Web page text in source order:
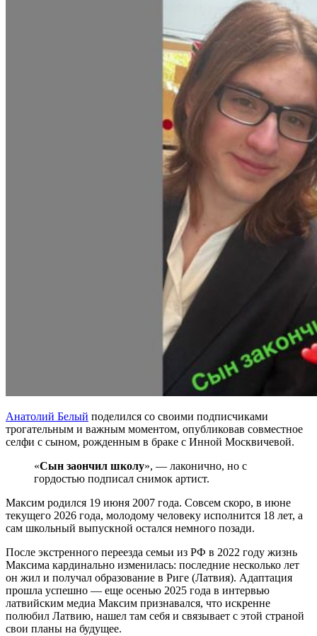
Анатолий Белый поделился со своими подписчиками
трогательным и важным моментом, опубликовав совместное
селфи с сыном, рожденным в браке с Инной Москвичевой.
«Сын заончил школу», — лаконично, но с
гордостью подписал снимок артист.
Максим родился 19 июня 2007 года. Совсем скоро, в июне
текущего 2026 года, молодому человеку исполнится 18 лет, а
сам школьный выпускной остался немного позади.
После экстренного переезда семьи из РФ в 2022 году жизнь
Максима кардинально изменилась: последние несколько лет
он жил и получал образование в Риге (Латвия). Адаптация
прошла успешно — еще осенью 2025 года в интервью
латвийским медиа Максим признавался, что искренне
полюбил Латвию, нашел там себя и связывает с этой страной
свои планы на будущее.